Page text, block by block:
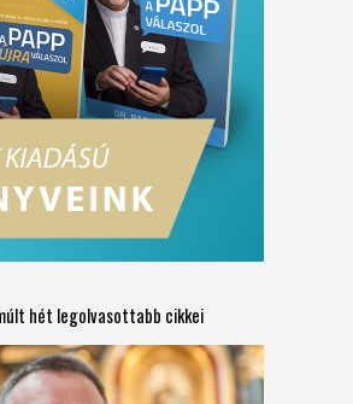
hét legolvasottabb cikkei